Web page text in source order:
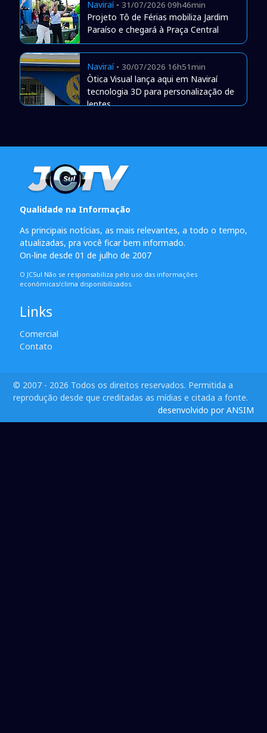
Naviraí- 31/07/2026 09h46min
Projeto Tô de Férias mobiliza Jardim
Paraíso e chegará à Praça Central
Naviraí- 30/07/2026 16h51min
Òtica Visual lança aqui em Naviraí
tecnologia 3D para personalização de
lentes
Qualidade na Informação
As principais notícias, as mais relevantes, a todo o tempo,
atualizadas, pra você ficar bem informado.
On-line desde 01 de julho de 2007
O JCSul Não se responsabiliza pelo uso das informações
econômicas/clima disponibilizados.
Links
Comercial
Contato
© 2007 - 2026 Todos os direitos reservados. Permitida a
reprodução desde que creditadas as mídias e citada a fonte.
desenvolvido por ANSIM